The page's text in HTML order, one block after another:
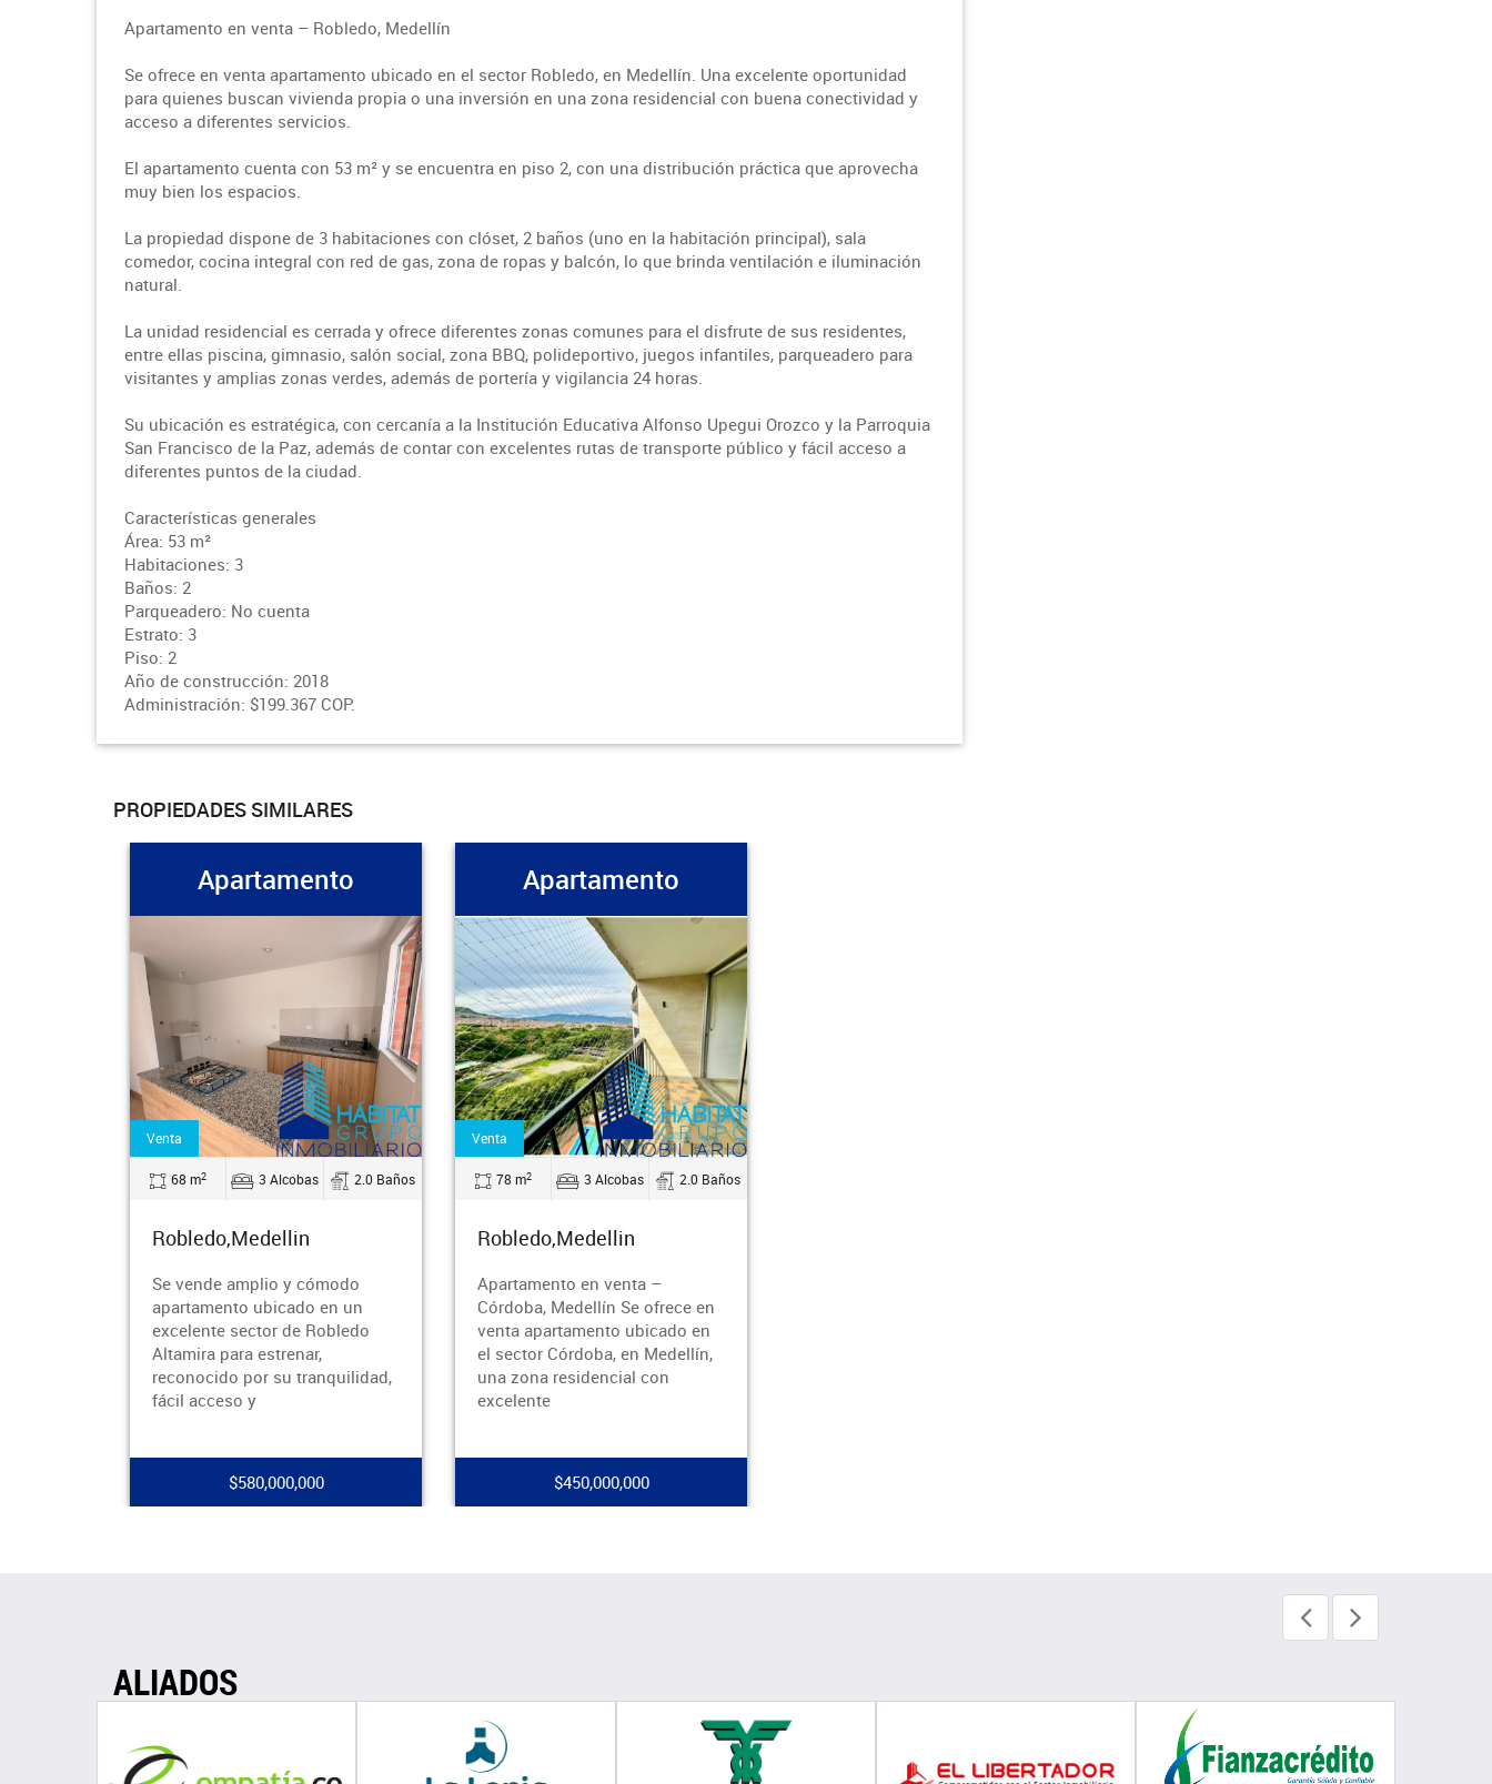
Apartamento en venta – Robledo, Medellín
Se ofrece en venta apartamento ubicado en el sector Robledo, en Medellín. Una excelente oportunidad
para quienes buscan vivienda propia o una inversión en una zona residencial con buena conectividad y
acceso a diferentes servicios.
El apartamento cuenta con 53 m² y se encuentra en piso 2, con una distribución práctica que aprovecha
muy bien los espacios.
La propiedad dispone de 3 habitaciones con clóset, 2 baños (uno en la habitación principal), sala
comedor, cocina integral con red de gas, zona de ropas y balcón, lo que brinda ventilación e iluminación
natural.
La unidad residencial es cerrada y ofrece diferentes zonas comunes para el disfrute de sus residentes,
entre ellas piscina, gimnasio, salón social, zona BBQ, polideportivo, juegos infantiles, parqueadero para
visitantes y amplias zonas verdes, además de portería y vigilancia 24 horas.
Su ubicación es estratégica, con cercanía a la Institución Educativa Alfonso Upegui Orozco y la Parroquia
San Francisco de la Paz, además de contar con excelentes rutas de transporte público y fácil acceso a
diferentes puntos de la ciudad.
Características generales
Área: 53 m²
Habitaciones: 3
Baños: 2
Parqueadero: No cuenta
Estrato: 3
Piso: 2
Año de construcción: 2018
Administración: $199.367 COP.
PROPIEDADES SIMILARES
Apartamento
Venta
68 m2 3 Alcobas 2.0 Baños
Robledo,Medellin
Se vende amplio y cómodo
apartamento ubicado en un
excelente sector de Robledo
Altamira para estrenar,
reconocido por su tranquilidad,
fácil acceso y
$580,000,000
Apartamento
Venta
78 m2 3 Alcobas 2.0 Baños
Robledo,Medellin
Apartamento en venta –
Córdoba, Medellín Se ofrece en
venta apartamento ubicado en
el sector Córdoba, en Medellín,
una zona residencial con
excelente
$450,000,000
ALIADOS